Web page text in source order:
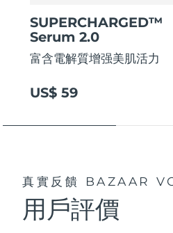
SUPERCHARGED™
Serum 2.0
富含電解質增强美肌活力
US$ 59
真實反饋 BAZAAR
用戶評價